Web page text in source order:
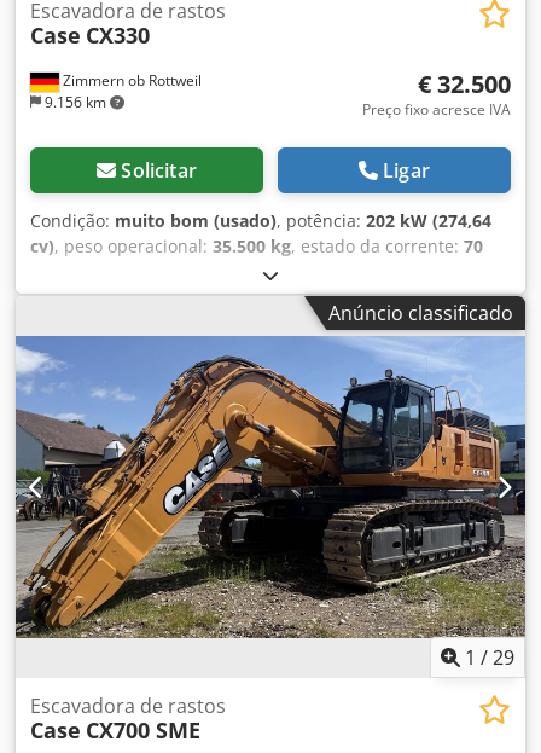
Zimmern ob Rottweil
9.156 km
Escavadora de rastos
Case CX330
€ 32.500
Preço fixo acresce IVA
Solicitar Ligar
Condição: muito bom (usado), potência: 202 kW (274,64
cv), peso operacional: 35.500 kg, estado da corrente: 70
, Ano de fabrico:
funcionamento:9.139 h, Equipamento:ar condicionado,
CASE CX330 Ano de fabricação: 2006 Horas de operação:
9.139 horas Cabine fechada Ar condicionado Rádio
Sistema de lubrificação central Braço padrão Lança: 3,30 m
Dedpfozp Rm Rjx Acwskr Instalação completa para
ferramentas (martelo, pinça, tesoura) Engate rápido OQ80
1 concha – 800 mm de largura 1 pinça – funcional,
necessita de reparação Conjunto de esteiras com
aproximadamente 70% de vida útil restante Placas de base
com 600 mm de largura Motor Isuzu com 202 kW
Certificação CE Dimensões para transporte: 10,8 x 3 x 3,40
m Peso operacional: 35,5 toneladas.
Anúncio classificado
1 /29
Escavadora de rastos
Case CX700 SME